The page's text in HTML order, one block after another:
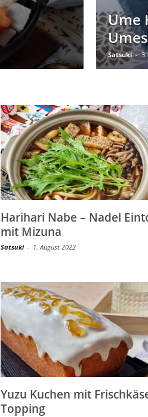
Ume
Satsuki -
Harihari Nabe – Nadel
mit Mizuna
Satsuki - 1. August 2022
Yuzu Kuchen mit
Topping